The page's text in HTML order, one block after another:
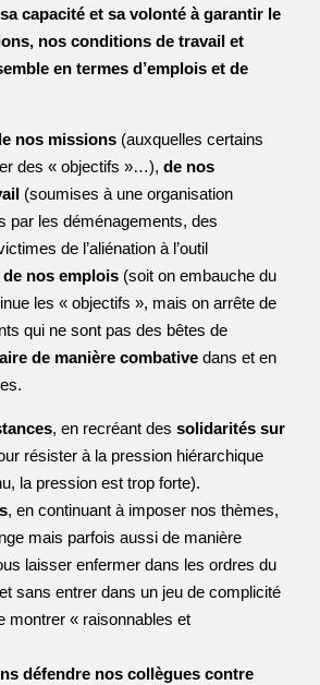
capacité et sa volonté à garantir le
nos conditions de travail et
en termes d’emplois et de
nos missions (auxquelles certains
des « objectifs »…), de nos
(soumises à une organisation
par les déménagements, des
de l’aliénation à l’outil
de nos emplois (soit on embauche du
les « objectifs », mais on arrête de
qui ne sont pas des bêtes de
de manière combative dans et en
, en recréant des solidarités sur
résister à la pression hiérarchique
la pression est trop forte).
, en continuant à imposer nos thèmes,
mais parfois aussi de manière
laisser enfermer dans les ordres du
sans entrer dans un jeu de complicité
montrer « raisonnables et
défendre nos collègues contre